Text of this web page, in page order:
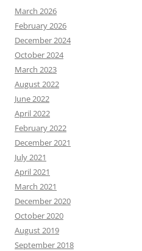
March 2026
February 2026
December 2024
October 2024
March 2023
August 2022
June 2022
April 2022
February 2022
December 2021
July 2021
April 2021
March 2021
December 2020
October 2020
August 2019
September 2018